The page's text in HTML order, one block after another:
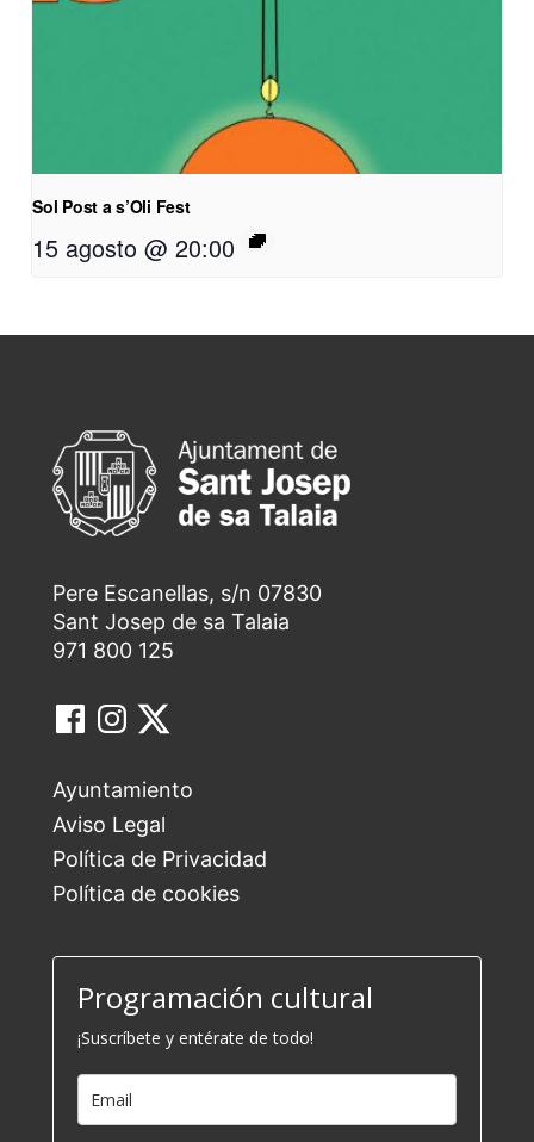
Sol Post a s’Oli Fest
15 agosto @ 20:00
Pere Escanellas, s/n 07830
Sant Josep de sa Talaia
971 800 125
Ayuntamiento
Aviso Legal
Política de Privacidad
Política de cookies
Programación cultural
¡Suscríbete y entérate de todo!